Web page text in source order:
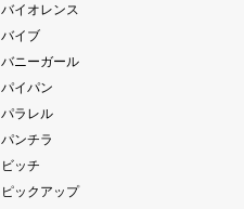
バイオレンス
バイブ
バニーガール
パイパン
パラレル
パンチラ
ビッチ
ピックアップ